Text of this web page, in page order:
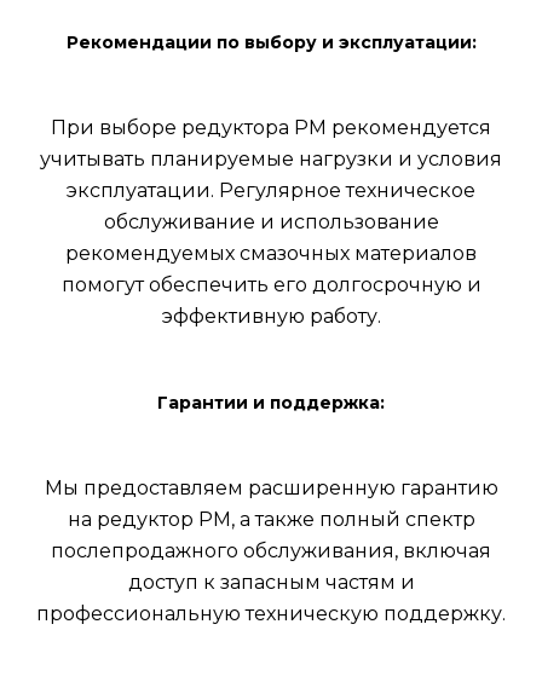
Рекомендации по выбору и эксплуатации:
При выборе редуктора РМ рекомендуется
учитывать планируемые нагрузки и условия
эксплуатации. Регулярное техническое
обслуживание и использование
рекомендуемых смазочных материалов
помогут обеспечить его долгосрочную и
эффективную работу.
Гарантии и поддержка:
Мы предоставляем расширенную гарантию
на редуктор РМ, а также полный спектр
послепродажного обслуживания, включая
доступ к запасным частям и
профессиональную техническую поддержку.